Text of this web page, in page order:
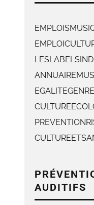
AUDITIFS